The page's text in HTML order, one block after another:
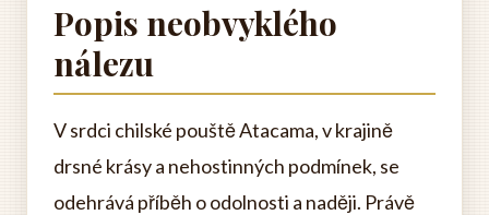
Popis neobvyklého
nálezu
V srdci chilské pouště Atacama, v krajině
drsné krásy a nehostinných podmínek, se
odehrává příběh o odolnosti a naději. Právě